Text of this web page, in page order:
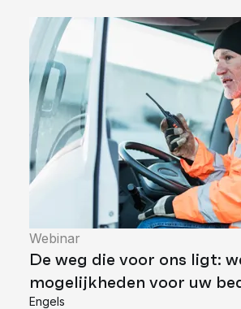
Webinar
De weg die voor ons ligt:
mogelijkheden voor uw
Engels